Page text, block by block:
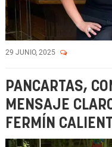
29 JUNIO, 2025
PANCARTAS,
MENSAJE
FERMÍN